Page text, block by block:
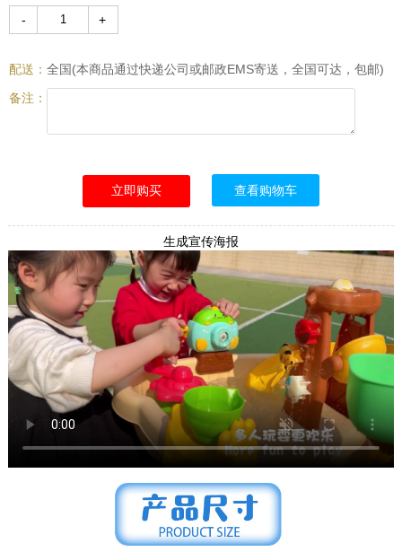
-
+
配送： 全国(本商品通过快递公司或邮政EMS寄送，全国可达，包邮)
备注：
查看购物车
生成宣传海报